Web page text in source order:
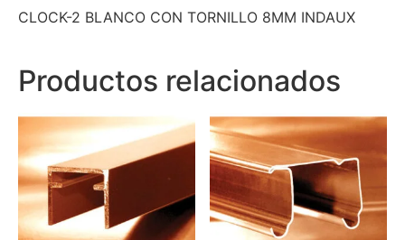
CLOCK-2 BLANCO CON TORNILLO 8MM INDAUX
Productos relacionados